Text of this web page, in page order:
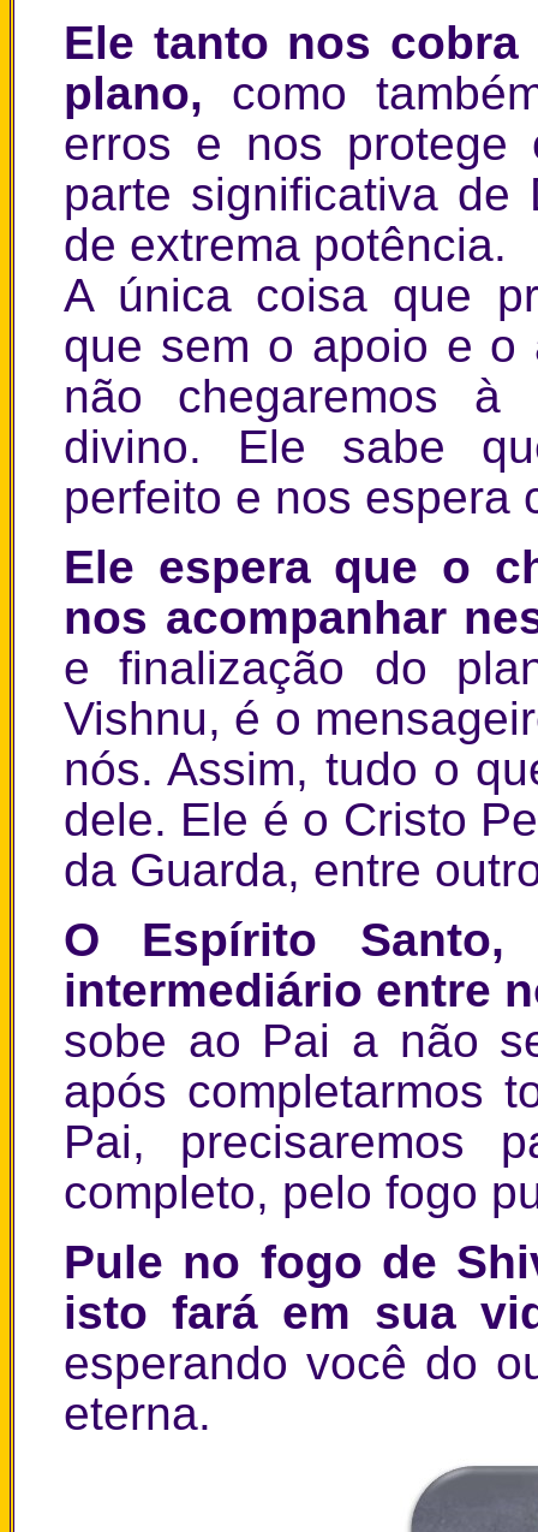
Ele tanto nos
plano, como
erros e nos protege
parte significativa
de extrema potência.
A única coisa que
que sem o apoio e o
não chegaremos à
divino. Ele sabe
perfeito e nos espera
Ele espera que o
nos acompanhar
e finalização do
Vishnu, é o
nós. Assim, tudo o
dele. Ele é o Cristo
da Guarda, entre
O Espírito
intermediário entre
sobe ao Pai a não
após completarmos
Pai, precisaremos
completo, pelo fogo
Pule no fogo de
isto fará em sua
esperando você do
eterna.